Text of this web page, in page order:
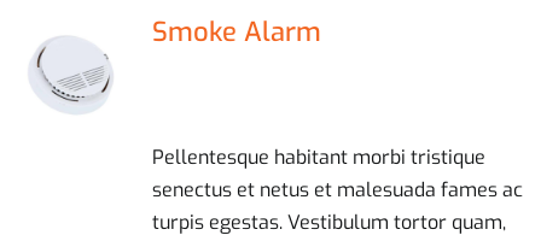
Smoke Alarm
Pellentesque habitant morbi tristique
senectus et netus et malesuada fames ac
turpis egestas. Vestibulum tortor quam,